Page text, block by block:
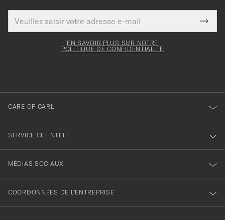
de
courrier
Merci
pour
EN SAVOIR PLUS SUR NOTRE
POLITIQUE DE CONFIDENTIALITÉ
CARE OF CARL
SERVICE CLIENTÈLE
MÉDIAS SOCIAUX
COORDONNÉES DE L'ENTREPRISE